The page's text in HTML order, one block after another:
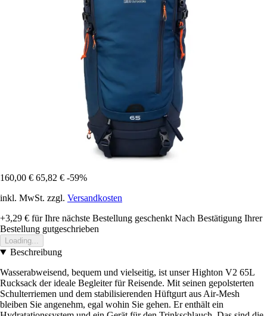
160,00 € 65,82 € -59%
inkl. MwSt. zzgl. Versandkosten
+3,29 € für Ihre nächste Bestellung geschenkt Nach Bestätigung Ihrer
Bestellung gutgeschrieben
Loading...
Beschreibung
Wasserabweisend, bequem und vielseitig, ist unser Highton V2 65L
Rucksack der ideale Begleiter für Reisende. Mit seinen gepolsterten
Schulterriemen und dem stabilisierenden Hüftgurt aus Air-Mesh
bleiben Sie angenehm, egal wohin Sie gehen. Er enthält ein